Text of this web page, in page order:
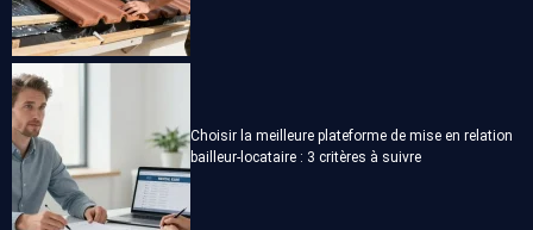
Choisir la meilleure plateforme de mise en relation
bailleur-locataire : 3 critères à suivre